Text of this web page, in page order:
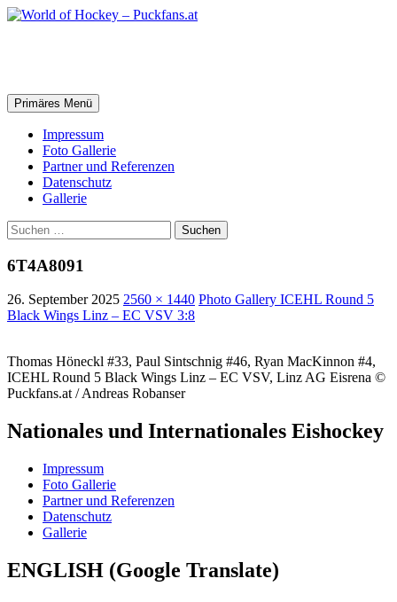
Zum
Suchen
Primäres Menü
Impressum
Foto Gallerie
Partner und Referenzen
Datenschutz
Gallerie
Suchen
nach:
6T4A8091
26. September 2025 2560 × 1440 Photo Gallery ICEHL Round 5
Black Wings Linz – EC VSV 3:8
Thomas Höneckl #33, Paul Sintschnig #46, Ryan MacKinnon #4,
ICEHL Round 5 Black Wings Linz – EC VSV, Linz AG Eisrena ©
Puckfans.at / Andreas Robanser
Nationales und Internationales Eishockey
Impressum
Foto Gallerie
Partner und Referenzen
Datenschutz
Gallerie
ENGLISH (Google Translate)